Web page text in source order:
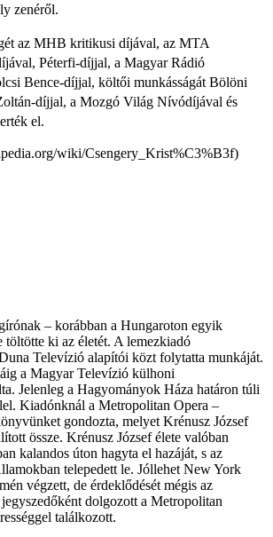
zenéről.
az MHB kritikusi díjával, az MTA
Péterfi-díjjal, a Magyar Rádió
Bence-díjjal, költői munkásságát Bölöni
díjjal, a Mozgó Világ Nívódíjával és
el.
wiki/Csengery_Krist%C3%B3f)
– korábban a Hungaroton egyik
töltötte ki az életét. A lemezkiadó
Televízió alapítói közt folytatta munkáját.
a Magyar Televízió külhoni
Jelenleg a Hagyományok Háza határon túli
Kiadónknál a Metropolitan Opera –
gondozta, melyet Krénusz József
össze. Krénusz József élete valóban
kalandos úton hagyta el hazáját, s az
telepedett le. Jóllehet New York
végzett, de érdeklődését mégis az
dolgozott a Metropolitan
találkozott.